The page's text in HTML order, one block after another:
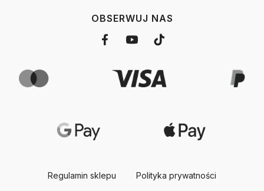
OBSERWUJ NAS
Regulamin sklepu Polityka prywatności